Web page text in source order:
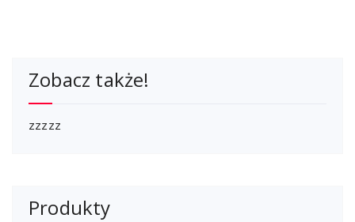
Zobacz także!
zzzzz
Produkty